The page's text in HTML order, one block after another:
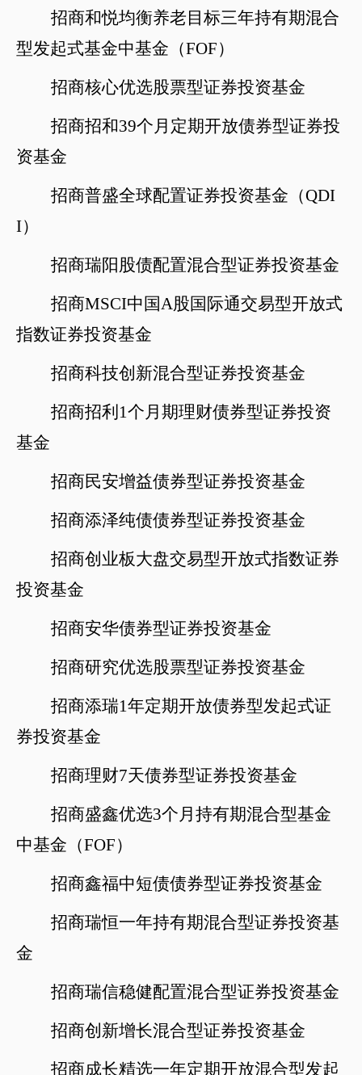
招商和悦均衡养老目标三年持有期混合
型发起式基金中基金（FOF）
招商核心优选股票型证券投资基金
招商招和39个月定期开放债券型证券投
资基金
招商普盛全球配置证券投资基金（QDI
I）
招商瑞阳股债配置混合型证券投资基金
招商MSCI中国A股国际通交易型开放式
指数证券投资基金
招商科技创新混合型证券投资基金
招商招利 1个月期理财债券型证券投资
基金
招商民安增益债券型证券投资基金
招商添泽纯债债券型证券投资基金
招商创业板大盘交易型开放式指数证券
投资基金
招商安华债券型证券投资基金
招商研究优选股票型证券投资基金
招商添瑞1年定期开放债券型发起式证
券投资基金
招商理财7天债券型证券投资基金
招商盛鑫优选3个月持有期混合型基金
中基金（FOF）
招商鑫福中短债债券型证券投资基金
招商瑞恒一年持有期混合型证券投资基
金
招商瑞信稳健配置混合型证券投资基金
招商创新增长混合型证券投资基金
招商成长精选一年定期开放混合型发起